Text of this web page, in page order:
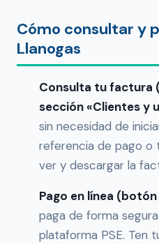
Cómo consultar y
Llanogas
Consulta tu factura
sección «Clientes y
sin necesidad de
referencia de pago o
ver y descargar la
Pago en línea
paga de forma
plataforma PSE. Ten